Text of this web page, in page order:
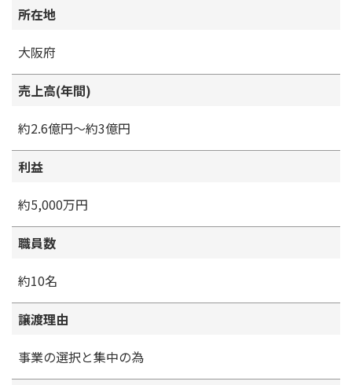
所在地
大阪府
売上高(年間)
約2.6億円～約3億円
利益
約5,000万円
職員数
約10名
譲渡理由
事業の選択と集中の為